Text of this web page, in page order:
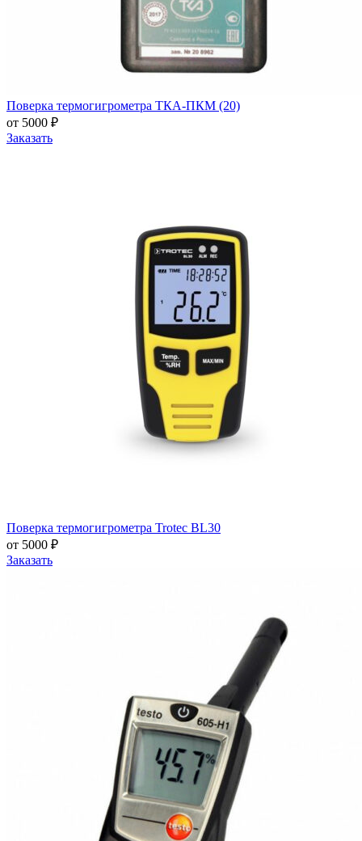
Поверка термогигрометра ТКА-ПКМ (20)
от 5000 ₽
Заказать
Поверка термогигрометра Trotec BL30
от 5000 ₽
Заказать